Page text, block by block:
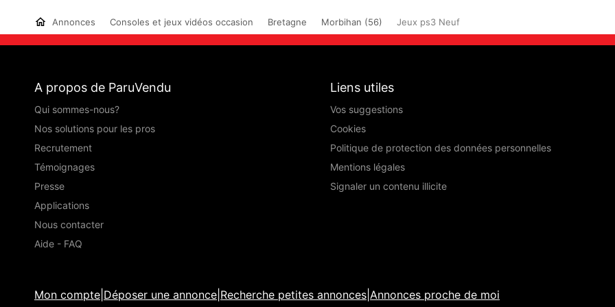
Annonces Consoles et jeux vidéos occasion Bretagne Morbihan (56) Jeux ps3 Neuf
A propos de ParuVendu
Qui sommes-nous?
Nos solutions pour les pros
Recrutement
Témoignages
Presse
Applications
Nous contacter
Aide - FAQ
Liens utiles
Vos suggestions
Cookies
Politique de protection des données personnelles
Mentions légales
Signaler un contenu illicite
Mon compte Déposer une annonce Recherche petites annonces Annonces proche de moi